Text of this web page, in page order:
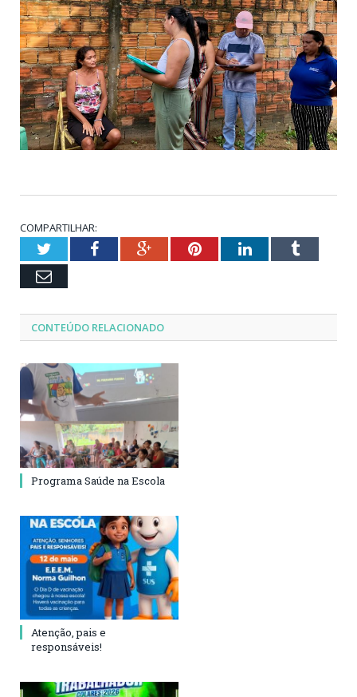
COMPARTILHAR:
TwitterFacebookGoogle+PinterestLinkedInTumblr
Email
CONTEÚDO RELACIONADO
Programa Saúde na Escola
Atenção, pais e
responsáveis!